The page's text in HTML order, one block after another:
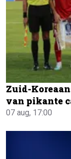
Zuid-
van pikante
07 aug, 17:00